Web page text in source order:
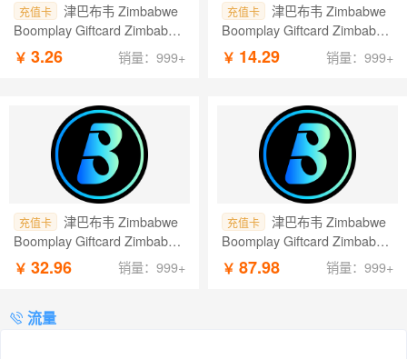
充值卡
津巴布韦 Zimbabwe
Boomplay Giftcard Zimbabwe
USD 话费 0.29 USD
￥ 3.26 销量：999+
充值卡
津巴布韦 Zimbabwe
Boomplay Giftcard Zimbabwe
USD 话费 1.29 USD
￥ 14.29 销量：999+
充值卡
津巴布韦 Zimbabwe
Boomplay Giftcard Zimbabwe
USD 话费 2.99 USD
￥ 32.96 销量：999+
充值卡
津巴布韦 Zimbabwe
Boomplay Giftcard Zimbabwe
USD 话费 7.99 USD
￥ 87.98 销量：999+
流量